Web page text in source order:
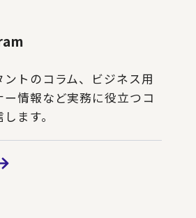
トのコラム、ビジネス用
情報など実務に役立つコ
ます。